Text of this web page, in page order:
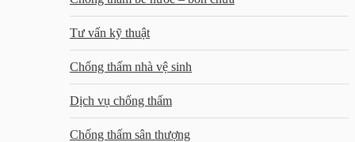
Tư vấn kỹ thuật
Chống thấm nhà vệ sinh
Dịch vụ chống thấm
Chống thấm sân thượng